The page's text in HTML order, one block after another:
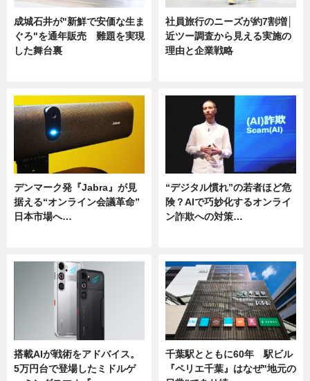
成城石井が"新鮮で安価な生ま
ぐろ"を通年販売 難題を実現
した舞台裏
社員旅行のニーズが約7割増│
近ツー調査から見える実施の
理由と企業戦略
デンマーク発『Jabra』が見
据える“オンライン会議革命”
日本市場へ…
“デジタル慣れ”の若者ほど危
険？AIで巧妙化するオンライ
ン詐欺への対策…
搭載AIが戦術をアドバイス。
5万円台で登場したミドルゲ
千葉駅とともに60年 駅ビル
『ペリエ千葉』はなぜ"地元の